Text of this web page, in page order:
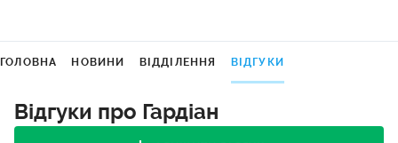
ГОЛОВНА НОВИНИ ВІДДІЛЕННЯ ВІДГУКИ
Відгуки про Гардіан